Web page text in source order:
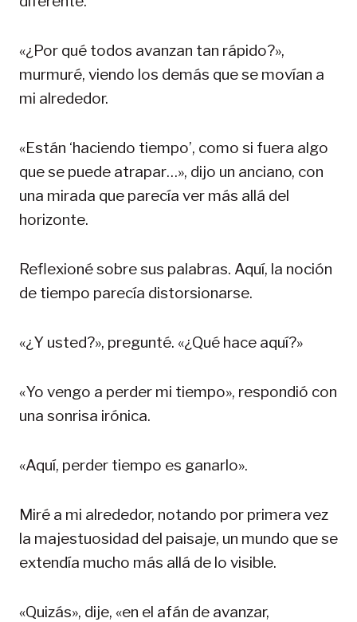
«¿Por qué todos avanzan tan rápido?»,
murmuré, viendo los demás que se movían a
mi alrededor.
«Están ‘haciendo tiempo’, como si fuera algo
que se puede atrapar…», dijo un anciano, con
una mirada que parecía ver más allá del
horizonte.
Reflexioné sobre sus palabras. Aquí, la noción
de tiempo parecía distorsionarse.
«¿Y usted?», pregunté. «¿Qué hace aquí?»
«Yo vengo a perder mi tiempo», respondió con
una sonrisa irónica.
«Aquí, perder tiempo es ganarlo».
Miré a mi alrededor, notando por primera vez
la majestuosidad del paisaje, un mundo que se
extendía mucho más allá de lo visible.
«Quizás», dije, «en el afán de avanzar,